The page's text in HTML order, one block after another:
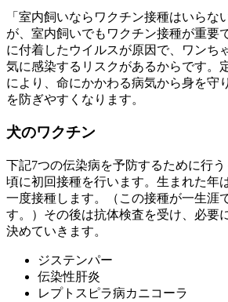
「室内飼いならワクチン接種はいらな
が、室内飼いでもワクチン接種が重要
に付着したウイルスが原因で、ワンち
気に感染するリスクがあるからです。
により、命にかかわる病気から身を守
を防ぎやすくなります。
犬のワクチン
下記7つの伝染病を予防するために行
頃に初回接種を行います。生まれた年
一度接種します。（この接種が一生涯
す。）その後は抗体検査を受け、必要
決めていきます。
ジステンパー
伝染性肝炎
レプトスピラ病カニコーラ